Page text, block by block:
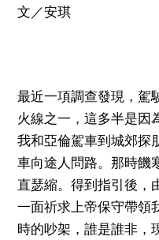
文／安琪
最近一項調查發現，駕
火線之一，這多半是因
我和亞倫駕車到城郊探
車向途人問路。那時饑
直瑟縮。得到指引後，
一面祈求上帝保守帶領
時的吵架，誰是誰非，